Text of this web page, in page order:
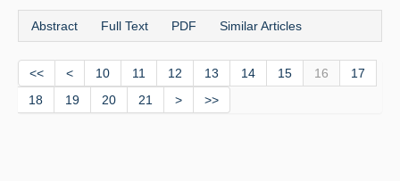
Abstract Full Text PDF Similar Articles
<< < 10 11 12 13 14 15 16
17
18
19 20 21 > >>